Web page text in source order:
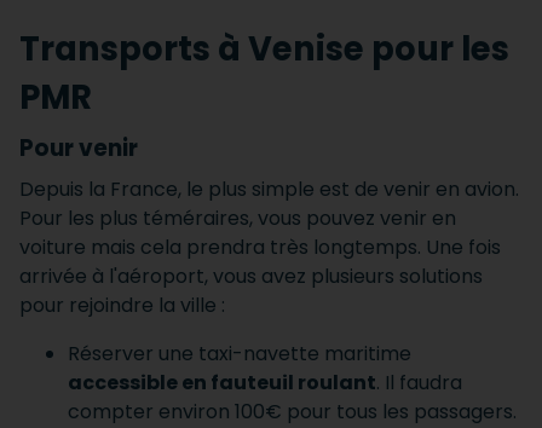
Transports à Venise pour les
PMR
Pour venir
Depuis la France, le plus simple est de venir en avion.
Pour les plus téméraires, vous pouvez venir en
voiture mais cela prendra très longtemps. Une fois
arrivée à l'aéroport, vous avez plusieurs solutions
pour rejoindre la ville :
Réserver une taxi-navette maritime
accessible en fauteuil roulant. Il faudra
compter environ 100€ pour tous les passagers.